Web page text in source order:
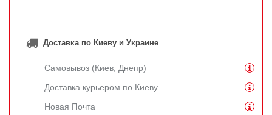
Доставка по Киеву и Украине
Самовывоз (Киев, Днепр)
Доставка курьером по Киеву
Новая Почта